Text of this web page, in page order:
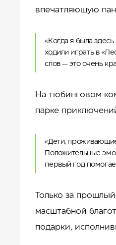
впечатляющую
«Когда я была
ходили играть в
слов — это очень
На тюбинговом
парке
«Дети,
Положительные
первый год
Только за
масштабной
подарки,